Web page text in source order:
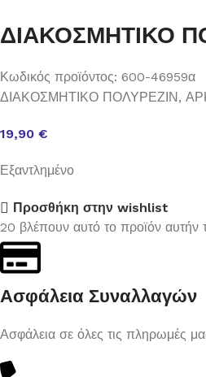
ΔΙΑΚΟΣΜΗΤΙΚΟ
Κωδικός προϊόντος: 600-46959α
ΔΙΑΚΟΣΜΗΤΙΚΟ ΠΟΛΥΡΕΖΙΝ,
19,90 €
Εξαντλημένο
Προσθήκη στην wishlist
20 βλέπουν αυτό το προϊόν αυτήν
Ασφάλεια Συναλλαγών
Ασφάλεια σε όλες τις πληρωμές